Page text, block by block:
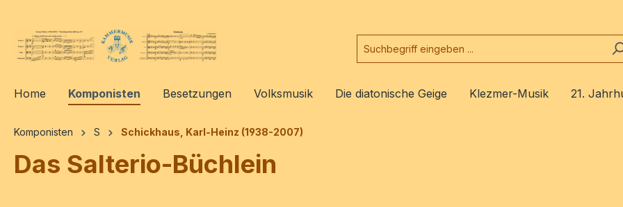
Home Komponisten Besetzungen Volksmusik Die diatonische Geige Klezmer-Musik 21.
Komponisten S Schickhaus, Karl-Heinz (1938-2007)
Das Salterio-Büchlein